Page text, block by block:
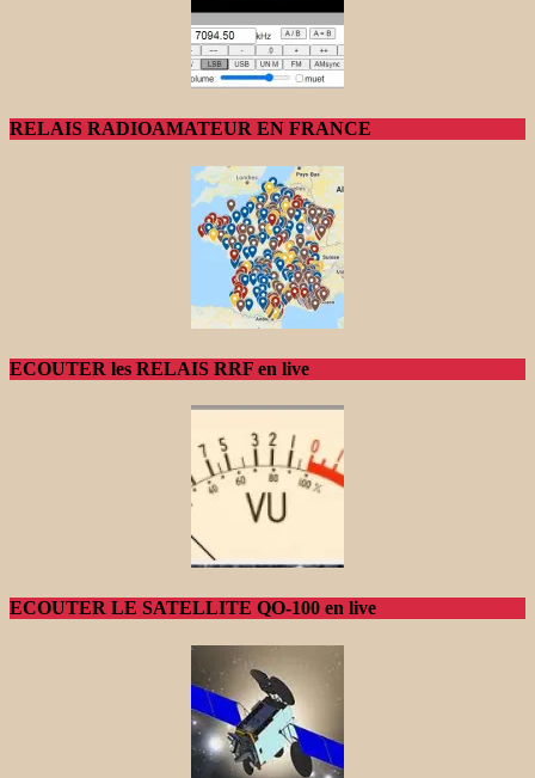
RELAIS RADIOAMATEUR EN FRANCE
ECOUTER les RELAIS RRF en live
ECOUTER LE SATELLITE QO-100 en live